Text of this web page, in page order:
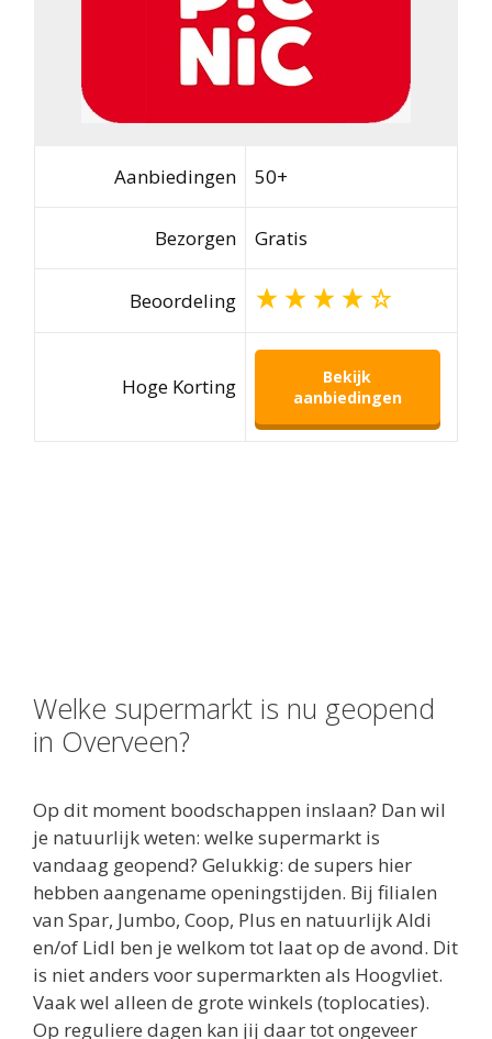
Aanbiedingen 50+
Bezorgen Gratis
Beoordeling
Hoge Korting
Bekijk
aanbiedingen
Welke supermarkt is nu geopend
in Overveen?
Op dit moment boodschappen inslaan? Dan wil
je natuurlijk weten: welke supermarkt is
vandaag geopend? Gelukkig: de supers hier
hebben aangename openingstijden. Bij filialen
van Spar, Jumbo, Coop, Plus en natuurlijk Aldi
en/of Lidl ben je welkom tot laat op de avond. Dit
is niet anders voor supermarkten als Hoogvliet.
Vaak wel alleen de grote winkels (toplocaties).
Op reguliere dagen kan jij daar tot ongeveer